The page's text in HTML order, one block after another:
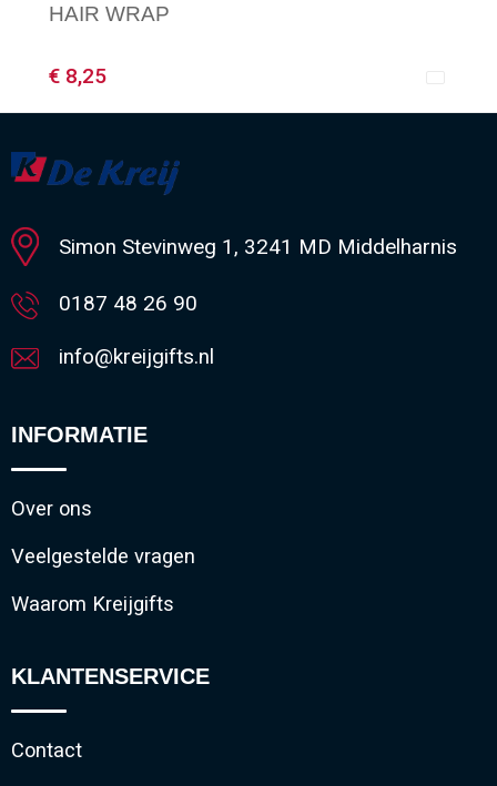
HAIR WRAP
€ 8,25
Minimale afname: 1
Simon Stevinweg 1, 3241 MD Middelharnis
0187 48 26 90
info@kreijgifts.nl
INFORMATIE
Over ons
Veelgestelde vragen
Waarom Kreijgifts
KLANTENSERVICE
Contact